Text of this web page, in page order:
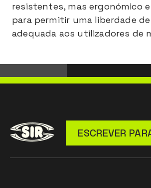
resistentes, mas ergonómico
para permitir uma liberdade
adequada aos utilizadores de
ESCREVER